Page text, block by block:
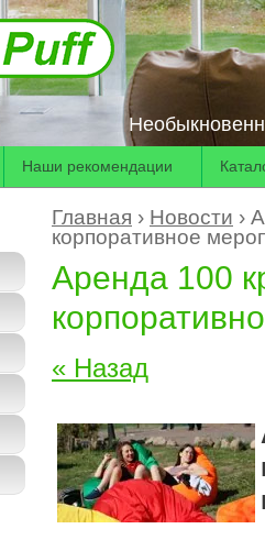
Наши рекомендации
Главная › Новости ›
корпоративное
Аренда 100
« Назад